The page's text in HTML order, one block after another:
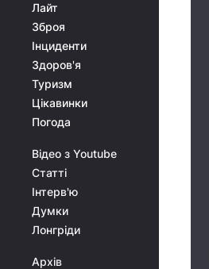
Лайт
Зброя
Інциденти
Здоров'я
Туризм
Цікавинки
Погода
Відео з Youtube
Статті
Інтерв'ю
Думки
Лонгріди
Архів